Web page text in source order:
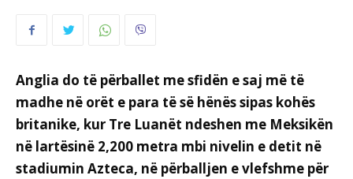
Anglia do të përballet me sfidën e saj më të
madhe në orët e para të së hënës sipas kohës
britanike, kur Tre Luanët ndeshen me Meksikën
në lartësinë 2,200 metra mbi nivelin e detit në
stadiumin Azteca, në përballjen e vlefshme për